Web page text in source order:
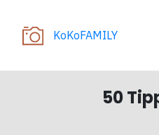
KoKoFAMILY
50